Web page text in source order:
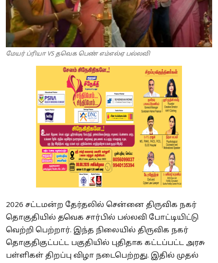
மேயர் ப்ரியா VS தவெக பெண் எம்எல்ஏ பல்லவி
2026 சட்டமன்ற தேர்தலில் சென்னை திருவிக நகர்
தொகுதியில் தவெக சார்பில் பல்லவி போட்டியிட்டு
வெற்றி பெற்றார். இந்த நிலையில் திருவிக நகர்
தொகுதிகுட்பட்ட பகுதியில் புதிதாக கட்டப்பட்ட அரசு
பள்ளிகள் திறப்பு விழா நடைபெற்றது. இதில் முதல்